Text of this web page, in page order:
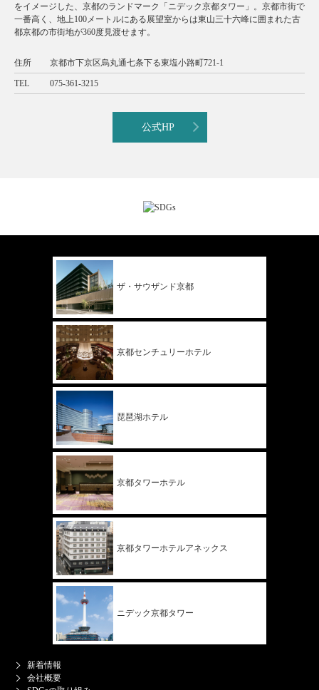
をイメージした、京都のランドマーク「ニデック京都タワー」。京都市街で
一番高く、地上100メートルにある展望室からは東山三十六峰に囲まれた古
都京都の市街地が360度見渡せます。
住所 京都市下京区烏丸通七条下る東塩小路町721-1
TEL 075-361-3215
公式HP
ザ・サウザンド京都
京都センチュリーホテル
琵琶湖ホテル
京都タワーホテル
京都タワーホテルアネックス
ニデック京都タワー
新着情報
会社概要